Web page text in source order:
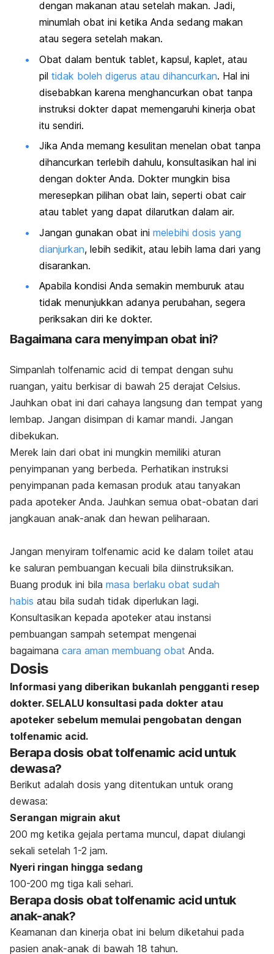
dengan makanan atau setelah makan. Jadi,
minumlah obat ini ketika Anda sedang makan
atau segera setelah makan.
Obat dalam bentuk tablet, kapsul, kaplet, atau
pil tidak boleh digerus atau dihancurkan. Hal ini
disebabkan karena menghancurkan obat tanpa
instruksi dokter dapat memengaruhi kinerja obat
itu sendiri.
Jika Anda memang kesulitan menelan obat tanpa
dihancurkan terlebih dahulu, konsultasikan hal ini
dengan dokter Anda. Dokter mungkin bisa
meresepkan pilihan obat lain, seperti obat cair
atau tablet yang dapat dilarutkan dalam air.
Jangan gunakan obat ini melebihi dosis yang
dianjurkan, lebih sedikit, atau lebih lama dari yang
disarankan.
Apabila kondisi Anda semakin memburuk atau
tidak menunjukkan adanya perubahan, segera
periksakan diri ke dokter.
Bagaimana cara menyimpan obat ini?
Simpanlah tolfenamic acid di tempat dengan suhu
ruangan, yaitu berkisar di bawah 25 derajat Celsius.
Jauhkan obat ini dari cahaya langsung dan tempat yang
lembap. Jangan disimpan di kamar mandi. Jangan
dibekukan.
Merek lain dari obat ini mungkin memiliki aturan
penyimpanan yang berbeda. Perhatikan instruksi
penyimpanan pada kemasan produk atau tanyakan
pada apoteker Anda. Jauhkan semua obat-obatan dari
jangkauan anak-anak dan hewan peliharaan.
Jangan menyiram tolfenamic acid ke dalam toilet atau
ke saluran pembuangan kecuali bila diinstruksikan.
Buang produk ini bila masa berlaku obat sudah
habis atau bila sudah tidak diperlukan lagi.
Konsultasikan kepada apoteker atau instansi
pembuangan sampah setempat mengenai
bagaimana cara aman membuang obat Anda.
Dosis
Informasi yang diberikan bukanlah pengganti resep
dokter. SELALU konsultasi pada dokter atau
apoteker sebelum memulai pengobatan dengan
tolfenamic acid.
Berapa dosis obat tolfenamic acid untuk
dewasa?
Berikut adalah dosis yang ditentukan untuk orang
dewasa:
Serangan migrain akut
200 mg ketika gejala pertama muncul, dapat diulangi
sekali setelah 1-2 jam.
Nyeri ringan hingga sedang
100-200 mg tiga kali sehari.
Berapa dosis obat tolfenamic acid untuk
anak-anak?
Keamanan dan kinerja obat ini belum diketahui pada
pasien anak-anak di bawah 18 tahun.